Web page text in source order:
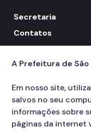
Secretaria
Contatos
156
A Prefeitura de
Em nosso site,
salvos no seu
informações sobre
páginas da internet